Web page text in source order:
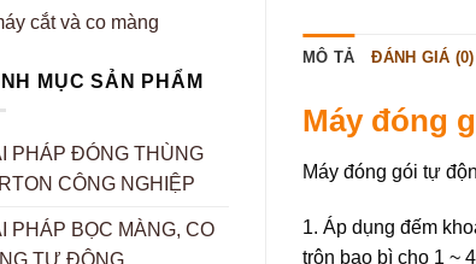
MỤC SẢN PHẨM
PHÁP ĐÓNG THÙNG
CÔNG NGHIỆP
PHÁP BỌC MÀNG, CO
MÔ TẢ ĐÁNH GIÁ (0)
Máy đóng
Máy đóng gói tự
1. Áp dụng đếm
trộn bao bì cho 1 ~